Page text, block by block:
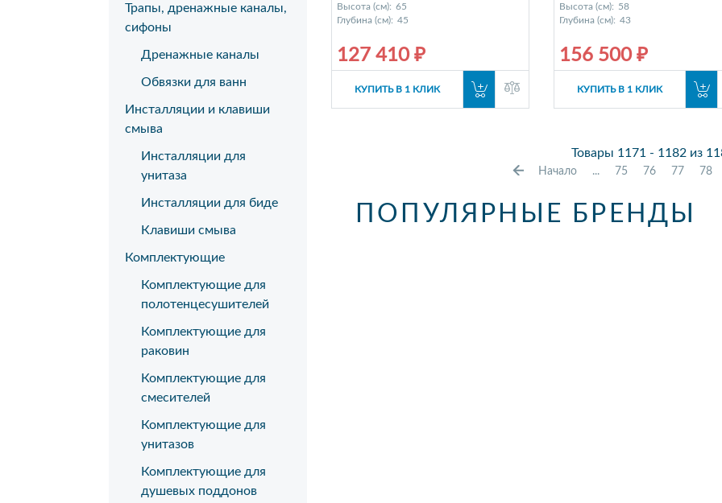
Трапы, дренажные каналы,
сифоны
Дренажные каналы
Обвязки для ванн
Инсталляции и клавиши
смыва
Инсталляции для
унитаза
Инсталляции для биде
Клавиши смыва
Комплектующие
Комплектующие для
полотенцесушителей
Комплектующие для
раковин
Комплектующие для
смесителей
Комплектующие для
унитазов
Комплектующие для
душевых поддонов
Высота (см): 65
Глубина (см): 45
127 410 ₽
КУПИТЬ В 1 КЛИК
Высота (см): 58
Глубина (см): 43
156 500 ₽
КУПИТЬ В 1 КЛИК
Товары 1171 - 1182 из
Начало ... 75 76 77 78
ПОПУЛЯРНЫЕ БРЕНДЫ